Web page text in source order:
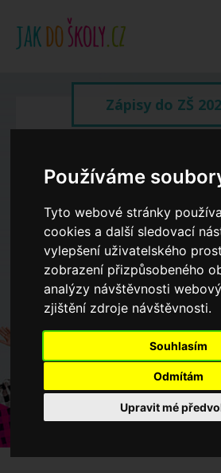
Používáme
Tyto webové stránky
cookies a další sledovací
vylepšení uživatelského
zobrazení přizpůsobeného
analýzy návštěvnosti
zjištění zdroje návštěvnosti.
Souhlasím
Odmítám
Upravit mé
Zápisy do ZŠ
Spádové
Koncepce
Dny otevřených
Když potřebujete
Ročenka